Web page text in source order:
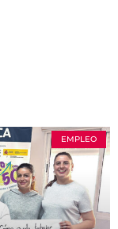
EMPLEO